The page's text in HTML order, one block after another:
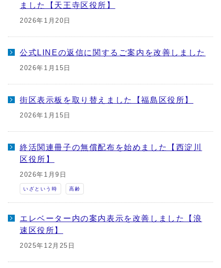
ました【天王寺区役所】
2026年1月20日
公式LINEの返信に関するご案内を改善しました
2026年1月15日
街区表示板を取り替えました【福島区役所】
2026年1月15日
終活関連冊子の無償配布を始めました【西淀川
区役所】
2026年1月9日
いざという時 高齢
エレベーター内の案内表示を改善しました【浪
速区役所】
2025年12月25日